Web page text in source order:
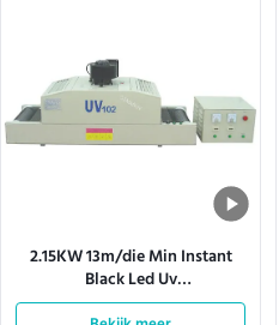
2.15KW 13m/die Min Instant
Black Led Uv
Transportbandsystemen